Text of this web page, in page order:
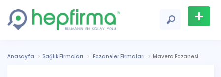
+
Ekle
Anasayfa Sağlık Firmaları Eczaneler Firmaları Mavera Eczanesi